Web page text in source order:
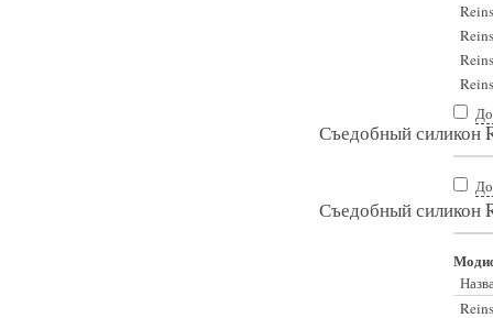
Съедобный силикон
Съедобный силикон